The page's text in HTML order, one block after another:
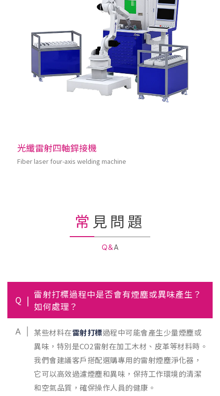
光纖雷射四軸銲接機
Fiber laser four-axis welding machine
常見問題
Q&A
Q
雷射打標過程中是否會有煙塵或異味產生？
如何處理？
A 某些材料在雷射打標過程中可能會產生少量煙塵或
異味，特別是CO2雷射在加工木材、皮革等材料時。
我們會建議客戶搭配選購專用的雷射煙塵淨化器，
它可以高效過濾煙塵和異味，保持工作環境的清潔
和空氣品質，確保操作人員的健康。